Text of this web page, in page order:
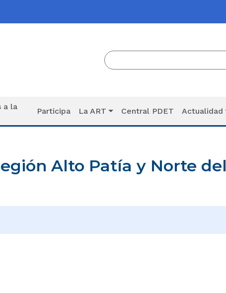
a la
Participa La ART Central PDET Actualidad
Alto Patía y Norte del